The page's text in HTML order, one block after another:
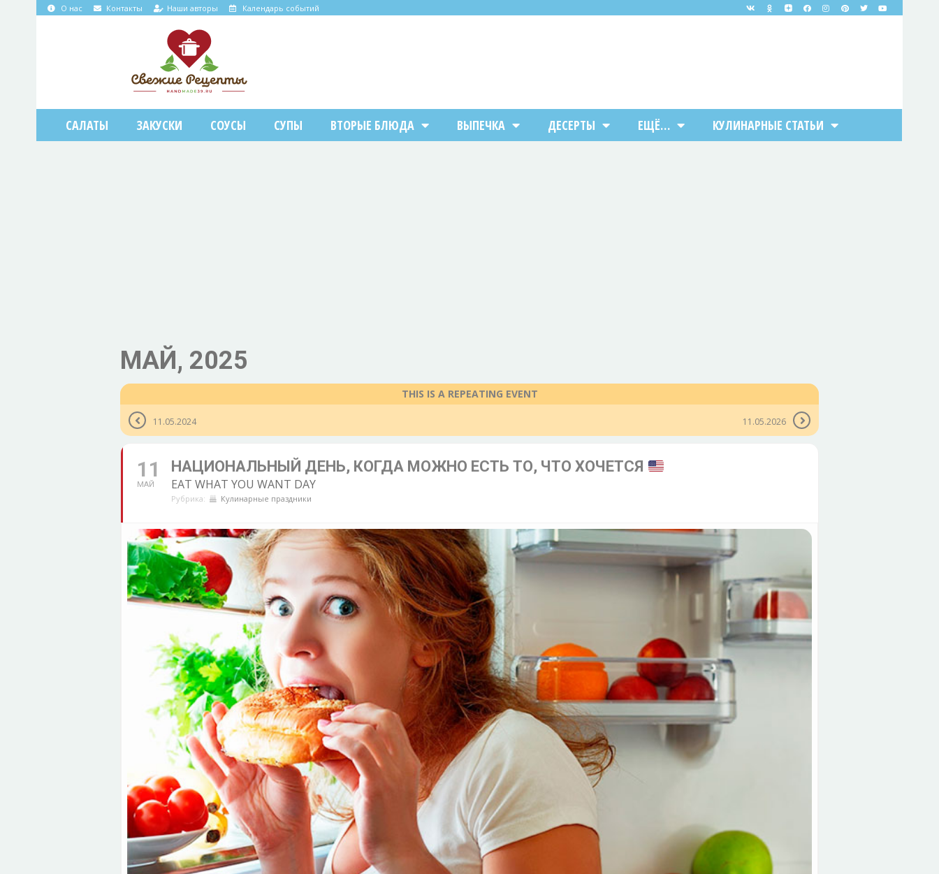
О нас Контакты Наши авторы Календарь событий
САЛАТЫ ЗАКУСКИ СОУСЫ СУПЫ ВТОРЫЕ БЛЮДА ВЫПЕЧКА ДЕСЕРТЫ ЕЩЁ… КУЛИНАРНЫЕ СТАТЬИ
МАЙ, 2025
THIS IS A REPEATING EVENT
11.05.2024 11.05.2026
11
МАЙ
НАЦИОНАЛЬНЫЙ ДЕНЬ, КОГДА МОЖНО ЕСТЬ ТО, ЧТО ХОЧЕТСЯ
EAT WHAT YOU WANT DAY
Рубрика: Кулинарные праздники